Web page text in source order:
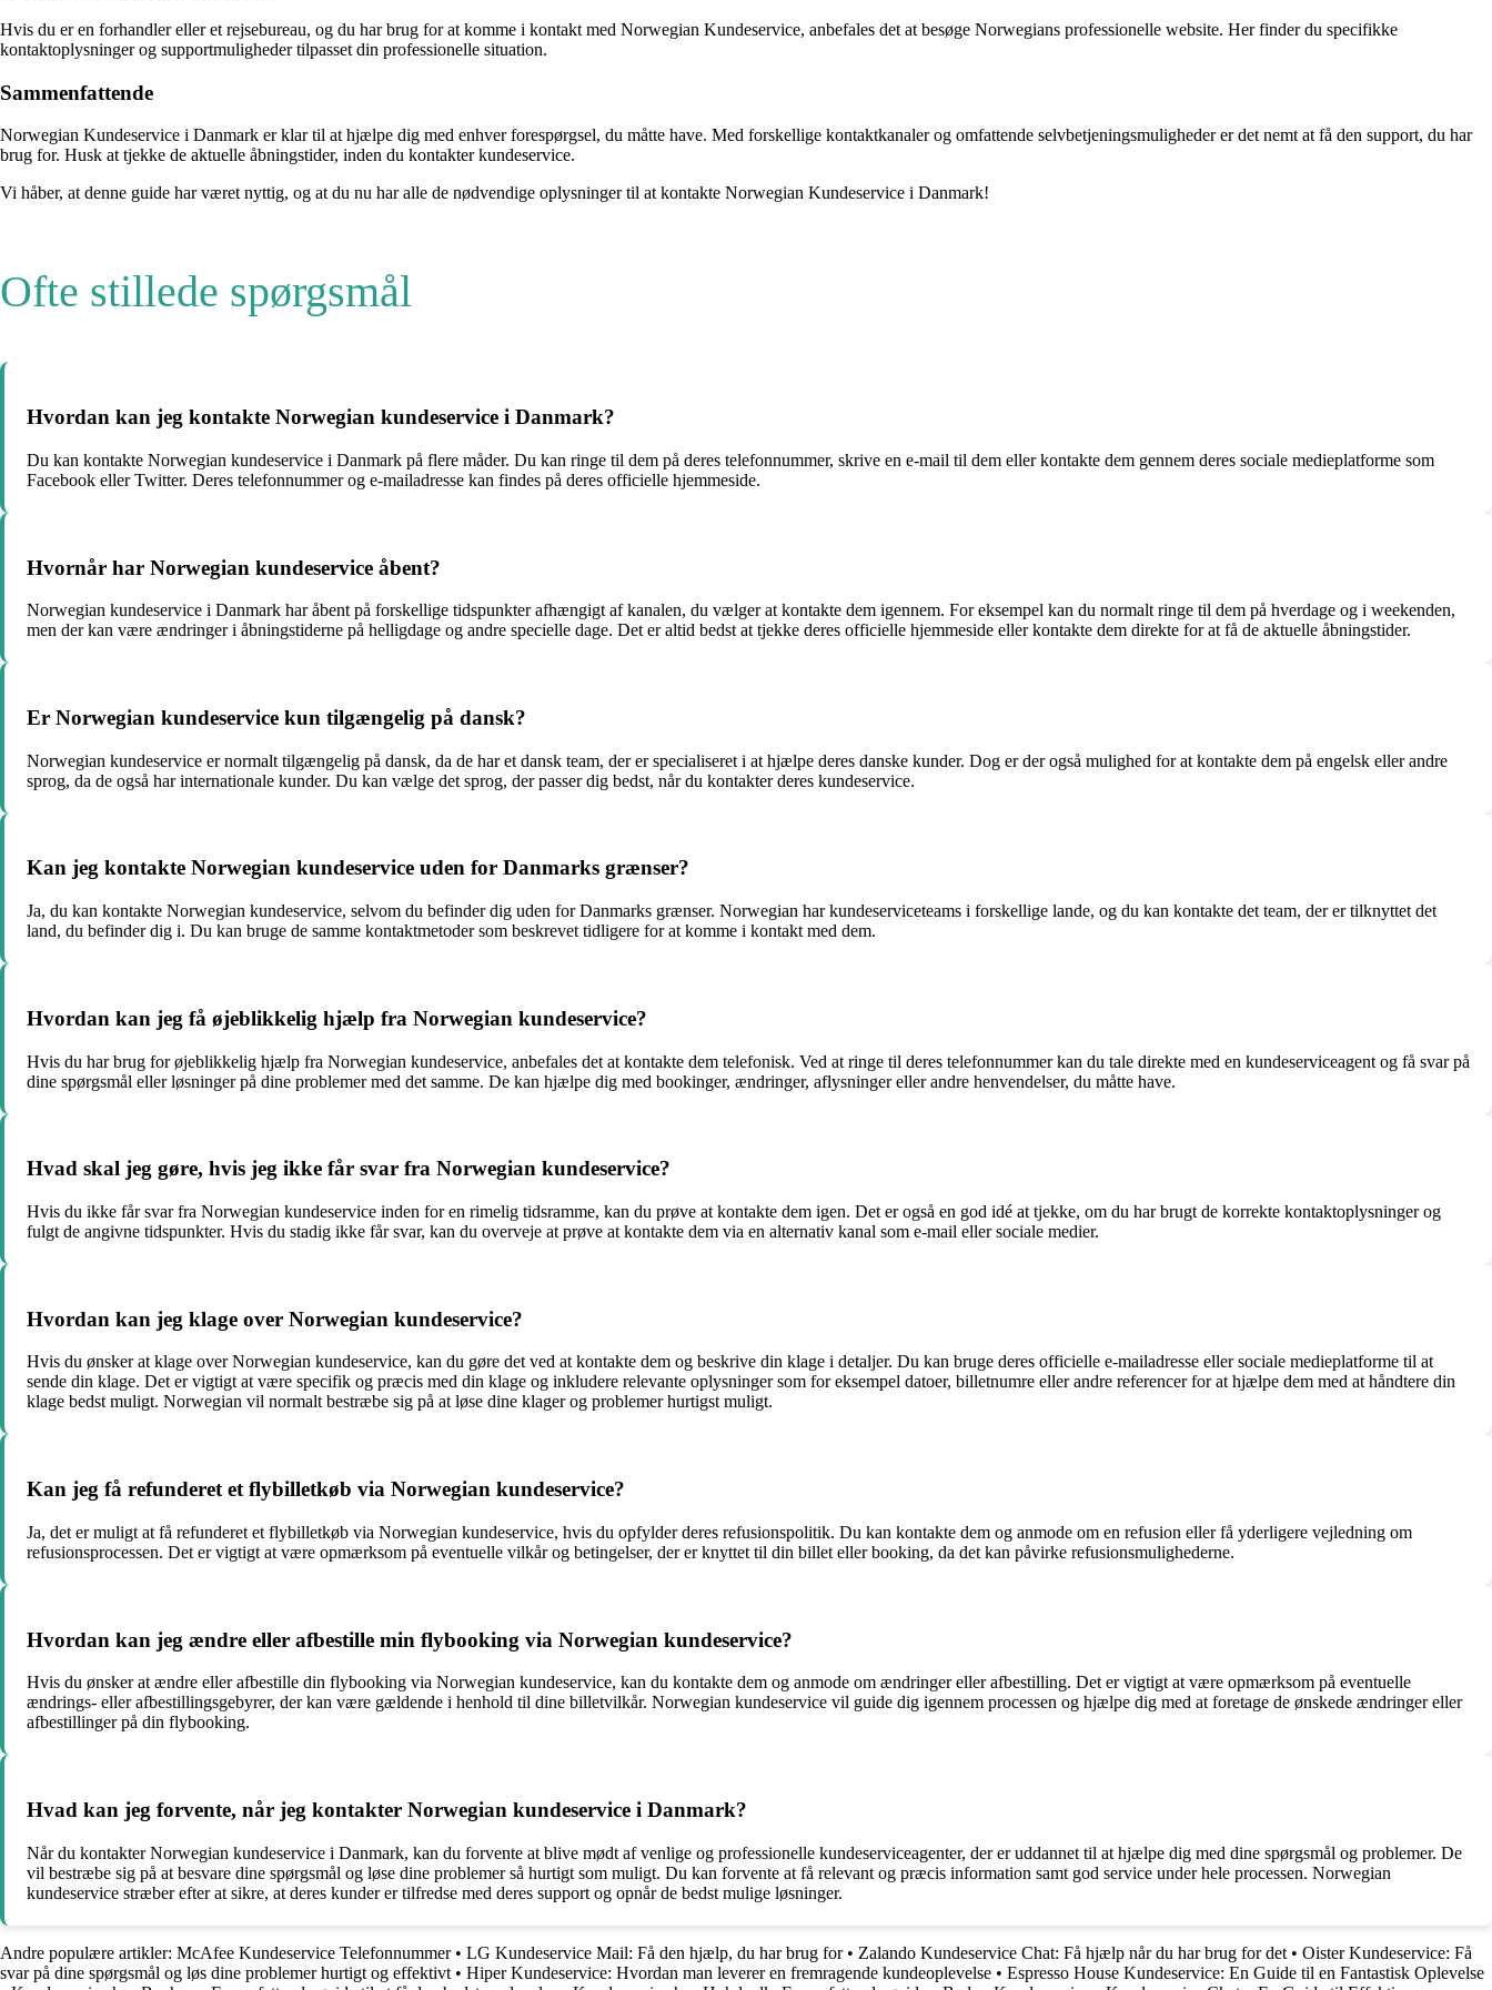
Hvis du er en forhandler eller et rejsebureau, og du har brug for at komme i kontakt med Norwegian Kundeservice, anbefales det at besøge Norwegians professionelle website. Her finder du specifikke
kontaktoplysninger og supportmuligheder tilpasset din professionelle situation.
Sammenfattende
Norwegian Kundeservice i Danmark er klar til at hjælpe dig med enhver forespørgsel, du måtte have. Med forskellige kontaktkanaler og omfattende selvbetjeningsmuligheder er det nemt at få den support, du har
brug for. Husk at tjekke de aktuelle åbningstider, inden du kontakter kundeservice.
Vi håber, at denne guide har været nyttig, og at du nu har alle de nødvendige oplysninger til at kontakte Norwegian Kundeservice i Danmark!
Ofte stillede spørgsmål
Hvordan kan jeg kontakte Norwegian kundeservice i Danmark?
Du kan kontakte Norwegian kundeservice i Danmark på flere måder. Du kan ringe til dem på deres telefonnummer, skrive en e-mail til dem eller kontakte dem gennem deres sociale medieplatforme som
Facebook eller Twitter. Deres telefonnummer og e-mailadresse kan findes på deres officielle hjemmeside.
Hvornår har Norwegian kundeservice åbent?
Norwegian kundeservice i Danmark har åbent på forskellige tidspunkter afhængigt af kanalen, du vælger at kontakte dem igennem. For eksempel kan du normalt ringe til dem på hverdage og i weekenden,
men der kan være ændringer i åbningstiderne på helligdage og andre specielle dage. Det er altid bedst at tjekke deres officielle hjemmeside eller kontakte dem direkte for at få de aktuelle åbningstider.
Er Norwegian kundeservice kun tilgængelig på dansk?
Norwegian kundeservice er normalt tilgængelig på dansk, da de har et dansk team, der er specialiseret i at hjælpe deres danske kunder. Dog er der også mulighed for at kontakte dem på engelsk eller andre
sprog, da de også har internationale kunder. Du kan vælge det sprog, der passer dig bedst, når du kontakter deres kundeservice.
Kan jeg kontakte Norwegian kundeservice uden for Danmarks grænser?
Ja, du kan kontakte Norwegian kundeservice, selvom du befinder dig uden for Danmarks grænser. Norwegian har kundeserviceteams i forskellige lande, og du kan kontakte det team, der er tilknyttet det
land, du befinder dig i. Du kan bruge de samme kontaktmetoder som beskrevet tidligere for at komme i kontakt med dem.
Hvordan kan jeg få øjeblikkelig hjælp fra Norwegian kundeservice?
Hvis du har brug for øjeblikkelig hjælp fra Norwegian kundeservice, anbefales det at kontakte dem telefonisk. Ved at ringe til deres telefonnummer kan du tale direkte med en kundeserviceagent og få svar på
dine spørgsmål eller løsninger på dine problemer med det samme. De kan hjælpe dig med bookinger, ændringer, aflysninger eller andre henvendelser, du måtte have.
Hvad skal jeg gøre, hvis jeg ikke får svar fra Norwegian kundeservice?
Hvis du ikke får svar fra Norwegian kundeservice inden for en rimelig tidsramme, kan du prøve at kontakte dem igen. Det er også en god idé at tjekke, om du har brugt de korrekte kontaktoplysninger og
fulgt de angivne tidspunkter. Hvis du stadig ikke får svar, kan du overveje at prøve at kontakte dem via en alternativ kanal som e-mail eller sociale medier.
Hvordan kan jeg klage over Norwegian kundeservice?
Hvis du ønsker at klage over Norwegian kundeservice, kan du gøre det ved at kontakte dem og beskrive din klage i detaljer. Du kan bruge deres officielle e-mailadresse eller sociale medieplatforme til at
sende din klage. Det er vigtigt at være specifik og præcis med din klage og inkludere relevante oplysninger som for eksempel datoer, billetnumre eller andre referencer for at hjælpe dem med at håndtere din
klage bedst muligt. Norwegian vil normalt bestræbe sig på at løse dine klager og problemer hurtigst muligt.
Kan jeg få refunderet et flybilletkøb via Norwegian kundeservice?
Ja, det er muligt at få refunderet et flybilletkøb via Norwegian kundeservice, hvis du opfylder deres refusionspolitik. Du kan kontakte dem og anmode om en refusion eller få yderligere vejledning om
refusionsprocessen. Det er vigtigt at være opmærksom på eventuelle vilkår og betingelser, der er knyttet til din billet eller booking, da det kan påvirke refusionsmulighederne.
Hvordan kan jeg ændre eller afbestille min flybooking via Norwegian kundeservice?
Hvis du ønsker at ændre eller afbestille din flybooking via Norwegian kundeservice, kan du kontakte dem og anmode om ændringer eller afbestilling. Det er vigtigt at være opmærksom på eventuelle
ændrings- eller afbestillingsgebyrer, der kan være gældende i henhold til dine billetvilkår. Norwegian kundeservice vil guide dig igennem processen og hjælpe dig med at foretage de ønskede ændringer eller
afbestillinger på din flybooking.
Hvad kan jeg forvente, når jeg kontakter Norwegian kundeservice i Danmark?
Når du kontakter Norwegian kundeservice i Danmark, kan du forvente at blive mødt af venlige og professionelle kundeserviceagenter, der er uddannet til at hjælpe dig med dine spørgsmål og problemer. De
vil bestræbe sig på at besvare dine spørgsmål og løse dine problemer så hurtigt som muligt. Du kan forvente at få relevant og præcis information samt god service under hele processen. Norwegian
kundeservice stræber efter at sikre, at deres kunder er tilfredse med deres support og opnår de bedst mulige løsninger.
Andre populære artikler: McAfee Kundeservice Telefonnummer• LG Kundeservice Mail: Få den hjælp, du har brug for• Zalando Kundeservice Chat: Få hjælp når du har brug for det • Oister Kundeservice: Få
svar på dine spørgsmål og løs dine problemer hurtigt og effektivt • Hiper Kundeservice: Hvordan man leverer en fremragende kundeoplevelse • Espresso House Kundeservice: En Guide til en Fantastisk Oplevelse